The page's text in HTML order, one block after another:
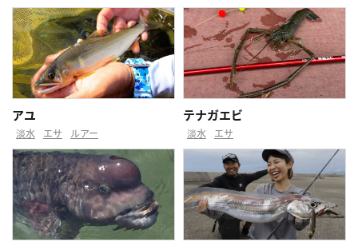
アユ
淡水 エサ ルアー
テナガエビ
淡水 エサ